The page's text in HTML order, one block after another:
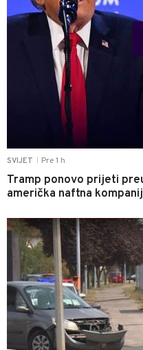
SVIJET Pre 1 h
Tramp ponovo prijeti
američka naftna